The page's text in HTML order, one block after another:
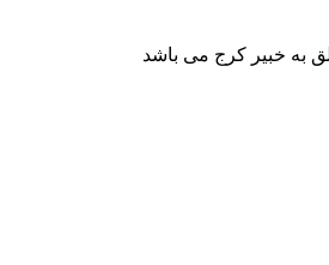
به خبیر کرج می باشد